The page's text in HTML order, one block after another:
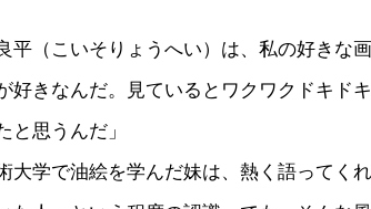
平（こいそりょうへい）は、私の好きな
好きなんだ。見ているとワクワクドキド
と思うんだ」
大学で油絵を学んだ妹は、熱く語ってく